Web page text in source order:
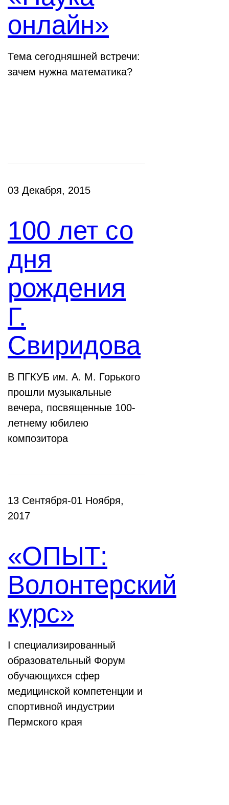
онлайн»
Тема сегодняшней встречи:
зачем нужна математика?
03 Декабря, 2015
100 лет со
дня
рождения
Г.
Свиридова
В ПГКУБ им. А. М. Горького
прошли музыкальные
вечера, посвященные 100-
летнему юбилею
композитора
13 Сентября-01 Ноября,
2017
«ОПЫТ:
Волонтерский
курс»
I специализированный
образовательный Форум
обучающихся сфер
медицинской компетенции и
спортивной индустрии
Пермского края